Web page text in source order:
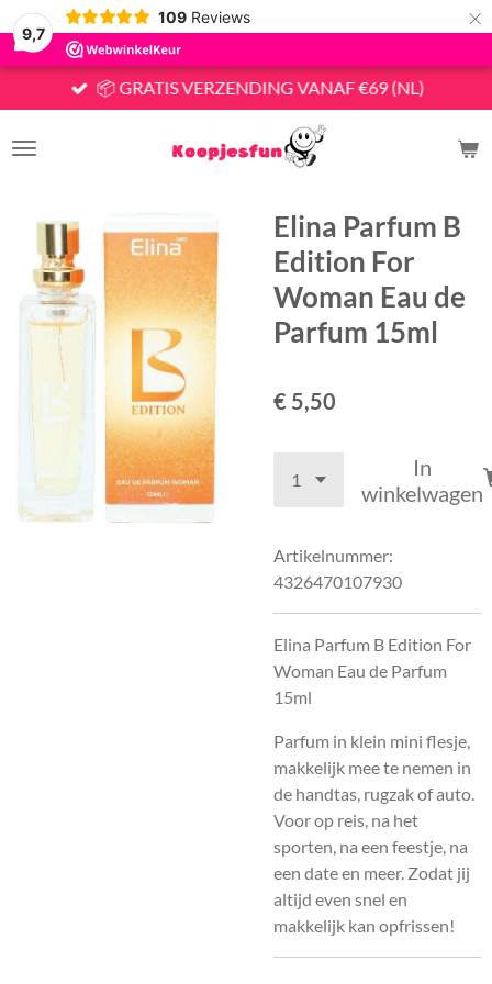
9,7
109 Reviews ×
📦 GRATIS VERZENDING VANAF €69 (NL)
Elina Parfum B
Edition For
Woman Eau de
Parfum 15ml
€ 5,50
In
winkelwagen
Artikelnummer:
4326470107930
Elina Parfum B Edition For
Woman Eau de Parfum
15ml
Parfum in klein mini flesje,
makkelijk mee te nemen in
de handtas, rugzak of auto.
Voor op reis, na het
sporten, na een feestje, na
een date en meer. Zodat jij
altijd even snel en
makkelijk kan opfrissen!